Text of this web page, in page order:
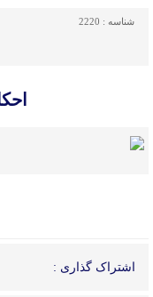
شناسه : 2220
اشتراک گذاری :